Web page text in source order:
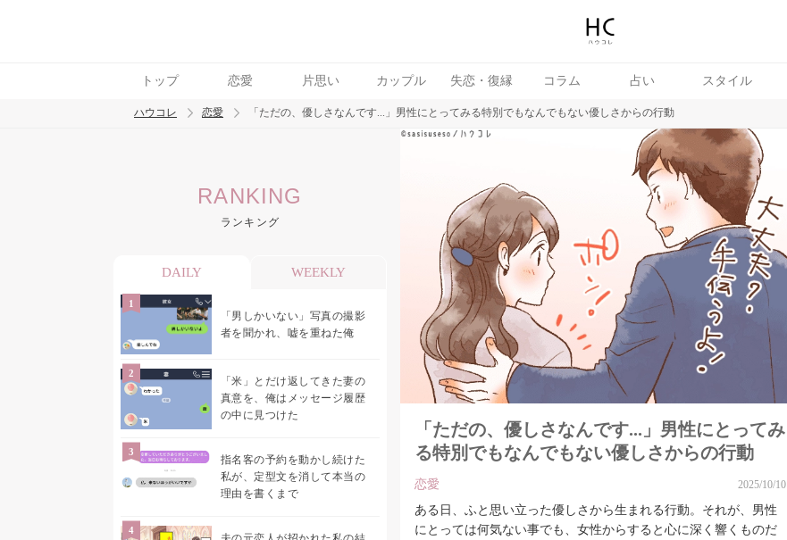
トップ 恋愛 片思い カップル 失恋・復縁 コラム 占い スタイル
トレンド ワード
ハウコレ 恋愛 「ただの、優しさなんです...」男性にとってみる特別でもなんでもない優しさからの行動
RANKING
ランキング
DAILY WEEKLY
「男しかいない」写真の撮影
者を聞かれ、嘘を重ねた俺
「米」とだけ返してきた妻の
真意を、俺はメッセージ履歴
の中に見つけた
指名客の予約を動かし続けた
私が、定型文を消して本当の
理由を書くまで
「ただの、優しさなんです...」男性にとってみ
る特別でもなんでもない優しさからの行動
恋愛 2025/10/10
ある日、ふと思い立った優しさから生まれる行動。それが、男性
にとっては何気ない事でも、女性からすると心に深く響くものだ